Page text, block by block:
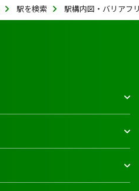
駅を検索 駅構内図・バリアフ